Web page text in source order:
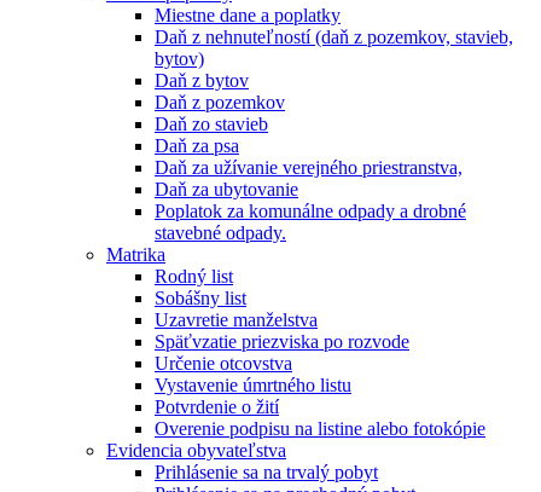
Miestne dane a poplatky
Daň z nehnuteľností (daň z pozemkov, stavieb,
bytov)
Daň z bytov
Daň z pozemkov
Daň zo stavieb
Daň za psa
Daň za užívanie verejného priestranstva,
Daň za ubytovanie
Poplatok za komunálne odpady a drobné
stavebné odpady.
Matrika
Rodný list
Sobášny list
Uzavretie manželstva
Späťvzatie priezviska po rozvode
Určenie otcovstva
Vystavenie úmrtného listu
Potvrdenie o žití
Overenie podpisu na listine alebo fotokópie
Evidencia obyvateľstva
Prihlásenie sa na trvalý pobyt